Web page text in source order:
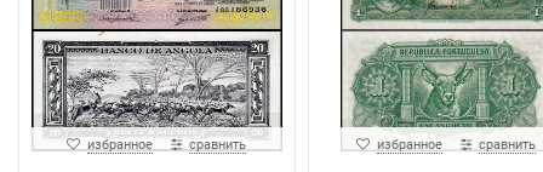
избранное сравнить избранное сравнить